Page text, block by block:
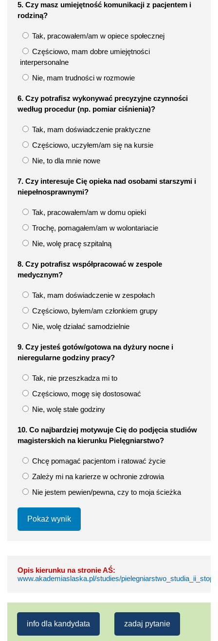
5. Czy masz umiejętność komunikacji z pacjentem i
rodziną?
Tak, pracowałem/am w opiece społecznej
Częściowo, mam dobre umiejętności
interpersonalne
Nie, mam trudności w rozmowie
6. Czy potrafisz wykonywać precyzyjne czynności
według procedur (np. pomiar ciśnienia)?
Tak, mam doświadczenie praktyczne
Częściowo, uczyłem/am się na kursie
Nie, to dla mnie nowe
7. Czy interesuje Cię opieka nad osobami starszymi i
niepełnosprawnymi?
Tak, pracowałem/am w domu opieki
Trochę, pomagałem/am w wolontariacie
Nie, wolę pracę szpitalną
8. Czy potrafisz współpracować w zespole
medycznym?
Tak, mam doświadczenie w zespołach
Częściowo, byłem/am członkiem grupy
Nie, wolę działać samodzielnie
9. Czy jesteś gotów/gotowa na dyżury nocne i
nieregularne godziny pracy?
Tak, nie przeszkadza mi to
Częściowo, mogę się dostosować
Nie, wolę stałe godziny
10. Co najbardziej motywuje Cię do podjęcia studiów
magisterskich na kierunku Pielęgniarstwo?
Chcę pomagać pacjentom i ratować życie
Zależy mi na karierze w ochronie zdrowia
Nie jestem pewien/pewna, czy to moja ścieżka
Pokaż wynik
Opis kierunku na stronie AŚ:
www.akademiaslaska.pl/studies/
info dla kandydata zadaj pytanie